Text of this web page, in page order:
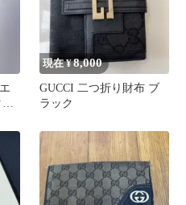
現在 ¥8,000
GUCCI 二つ折り財布 ブ
ラック